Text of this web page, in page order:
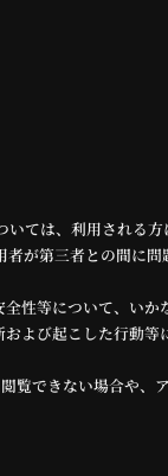
ては、利用される
が第三者との間に
性等について、い
よび起こした行動
覧できない場合や